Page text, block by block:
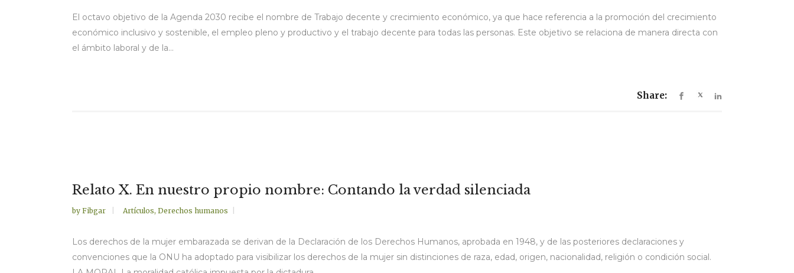
El octavo objetivo de la Agenda 2030 recibe el nombre de Trabajo decente y crecimiento económico, ya que hace referencia a la promoción del crecimiento
económico inclusivo y sostenible, el empleo pleno y productivo y el trabajo decente para todas las personas. Este objetivo se relaciona de manera directa con
el ámbito laboral y de la...
Share:
Relato X. En nuestro propio nombre: Contando la verdad silenciada
by Fibgar Artículos, Derechos humanos
Los derechos de la mujer embarazada se derivan de la Declaración de los Derechos Humanos, aprobada en 1948, y de las posteriores declaraciones y
convenciones que la ONU ha adoptado para visibilizar los derechos de la mujer sin distinciones de raza, edad, origen, nacionalidad, religión o condición social.